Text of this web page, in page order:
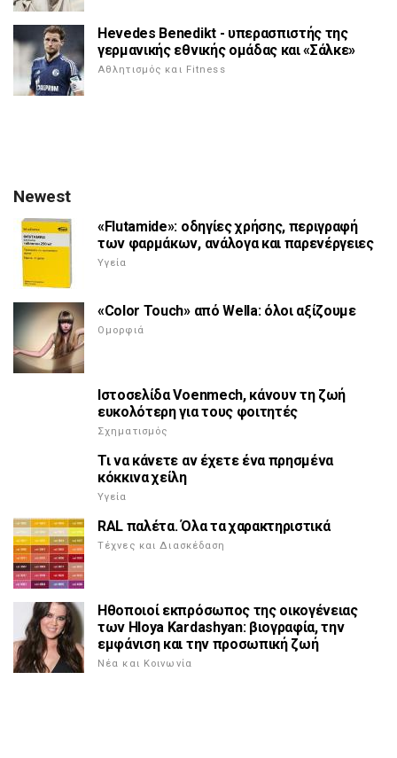
Hevedes Benedikt - υπερασπιστής της
γερμανικής εθνικής ομάδας και «Σάλκε»
Αθλητισμός και Fitness
Newest
«Flutamide»: οδηγίες χρήσης, περιγραφή
των φαρμάκων, ανάλογα και παρενέργειες
Υγεία
«Color Touch» από Wella: όλοι αξίζουμε
Ομορφιά
Ιστοσελίδα Voenmech, κάνουν τη ζωή
ευκολότερη για τους φοιτητές
Σχηματισμός
Τι να κάνετε αν έχετε ένα πρησμένα
κόκκινα χείλη
Υγεία
RAL παλέτα. Όλα τα χαρακτηριστικά
Τέχνες και Διασκέδαση
Ηθοποιοί εκπρόσωπος της οικογένειας
των Hloya Kardashyan: βιογραφία, την
εμφάνιση και την προσωπική ζωή
Νέα και Κοινωνία